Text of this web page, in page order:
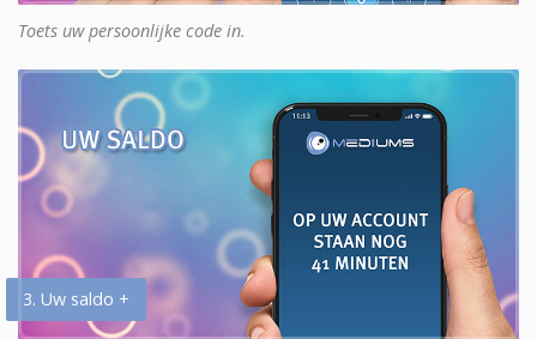
Toets uw persoonlijke code in.
3. Uw saldo +